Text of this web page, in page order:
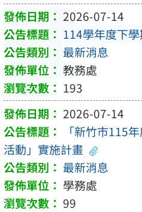
2026-07-14
114學年度下
最新消息
教務處
193
2026-07-14
「新竹市115
活動」實施計畫
最新消息
學務處
99